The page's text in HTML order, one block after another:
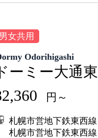
女共用
Odorihigashi
ーミー大通東
円～
札幌市営地下鉄東西
札幌市営地下鉄東西